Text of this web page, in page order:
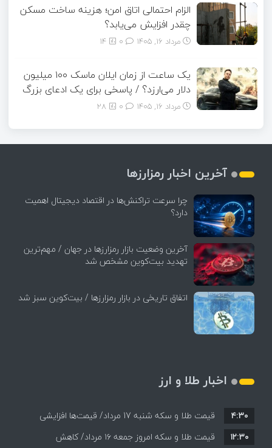
الزام احتمالی اتاق امن؛ هزینه ساخت مسکن
چقدر افزایش می‌یابد؟
مرداد ۱۶, ۱۴۰۵ 14
یک ساعت از زمان ایلان ماسک ۱۰۰ میلیون
دلار می‌ارزد؟ / پاسخی برای یک ادعای بزرگ
مرداد ۱۶, ۱۴۰۵ 28
آخرین اخبار رمزارزها
چرا سرعت تراکنش‌ها در اقتصاد دیجیتال اهمیت
دارد؟
آخرین وضعیت بازار رمزارزها در جهان / مهم‌ترین
تهدید بیت‌کوین مشخص شد
اتفاق تاریخی در بازار رمزارزها / بیت‌کوین سبز شد
اخبار طلا و ارز
قیمت طلا و سکه شنبه 17 مرداد/ قیمت‌ها افزایشی
۴:۳۰
قیمت طلا و سکه امروز جمعه ۱۶ مرداد/ کاهش
۱۲:۳۰